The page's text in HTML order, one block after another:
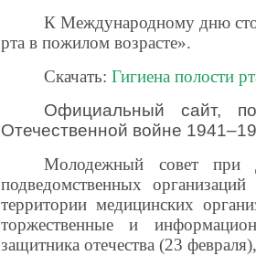
К Международному дню
рта в пожилом возрасте».
Скачать:Гигиена полости
Официальный сайт,
Отечественной войне
Молодежный совет при
подведомственных
территории медицинских
торжественные и
защитника отечества (23